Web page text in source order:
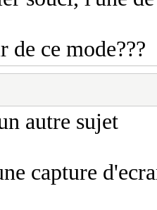
de ce mode???
autre sujet
capture